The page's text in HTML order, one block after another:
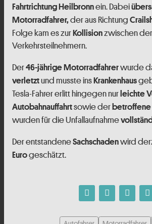
Fahrtrichtung Heilbronnein. Dabei
Motorradfahrer,der aus Richtung
Folge kam es zurKollisionzwischen
Verkehrsteilnehmern.
Der46-jährige Motorradfahrerwurde
verletztund musste insKrankenhaus
Tesla-Fahrer erlitt hingegen nurleichte
Autobahnauffahrtsowie derbetroffene
wurden für die Unfallaufnahme
Der entstandeneSachschadenwird
Eurogeschätzt.